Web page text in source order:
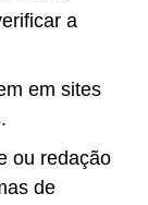
a
em sites
ou redação
de